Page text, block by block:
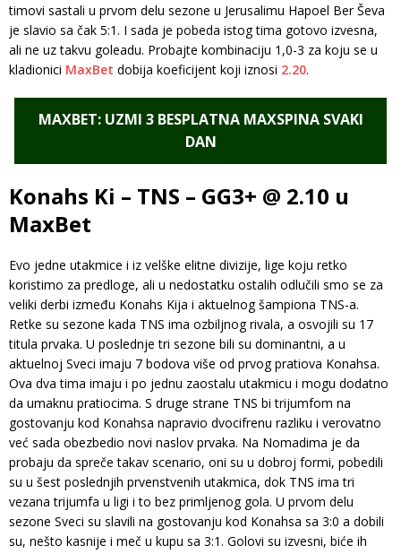
timovi sastali u prvom delu sezone u Jerusalimu Hapoel Ber Ševa
je slavio sa čak 5:1. I sada je pobeda istog tima gotovo izvesna,
ali ne uz takvu goleadu. Probajte kombinaciju 1,0-3 za koju se u
kladionici MaxBet dobija koeficijent koji iznosi 2.20.
MAXBET: UZMI 3 BESPLATNA MAXSPINA SVAKI
DAN
Konahs Ki – TNS – GG3+ @ 2.10 u
MaxBet
Evo jedne utakmice i iz velške elitne divizije, lige koju retko
koristimo za predloge, ali u nedostatku ostalih odlučili smo se za
veliki derbi između Konahs Kija i aktuelnog šampiona TNS-a.
Retke su sezone kada TNS ima ozbiljnog rivala, a osvojili su 17
titula prvaka. U poslednje tri sezone bili su dominantni, a u
aktuelnoj Sveci imaju 7 bodova više od prvog pratiova Konahsa.
Ova dva tima imaju i po jednu zaostalu utakmicu i mogu dodatno
da umaknu pratiocima. S druge strane TNS bi trijumfom na
gostovanju kod Konahsa napravio dvocifrenu razliku i verovatno
već sada obezbedio novi naslov prvaka. Na Nomadima je da
probaju da spreče takav scenario, oni su u dobroj formi, pobedili
su u šest poslednjih prvenstvenih utakmica, dok TNS ima tri
vezana trijumfa u ligi i to bez primljenog gola. U prvom delu
sezone Sveci su slavili na gostovanju kod Konahsa sa 3:0 a dobili
su, nešto kasnije i meč u kupu sa 3:1. Golovi su izvesni, biće ih